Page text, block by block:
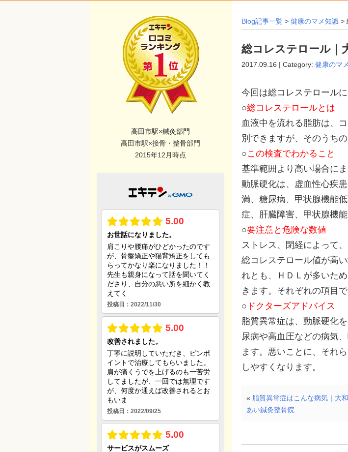
Blog記事一覧 > 健康のマメ知識 >
総コレステロール
2017.09.16 | Category: 健康のマ
今回は総コレステロール
○総コレステロールとは
血液中を流れる脂肪は、
別できますが、そのうち
○この検査でわかること
基準範囲より高い場合に
動脈硬化は、虚血性心疾
満、糖尿病、甲状腺機能
症、肝臓障害、甲状腺機
○要注意と危険な数値
ストレス、閉経によって
総コレステロール値が高
れとも、ＨＤＬが多いた
きます。それぞれの項目
○ ドクターズアドバイス
脂質異常症は、動脈硬化
尿病や高血圧などの病気
ます。悪いことに、それ
しやすくなります。
« 脂質異常症はこんな病気｜大
あい鍼灸整骨院
高田市駅×鍼灸部門
高田市駅×接骨・整骨部門
2015年12月時点